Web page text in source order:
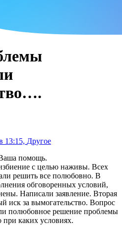
13:15, Другое
помощь.
с целью наживы. Всех
решить все полюбовно. В
обговоренных условий,
Написали заявление. Вторая
иск за вымогательство. Вопрос
ли полюбовное решение проблемы
при каких условиях.